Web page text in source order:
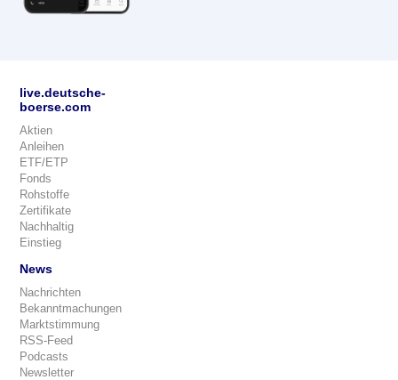
live.deutsche-
boerse.com
Aktien
Anleihen
ETF/ETP
Fonds
Rohstoffe
Zertifikate
Nachhaltig
Einstieg
News
Nachrichten
Bekanntmachungen
Marktstimmung
RSS-Feed
Podcasts
Newsletter